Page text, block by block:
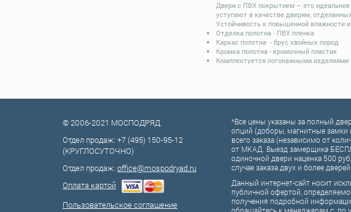
Двери с ПВХ покрытием – это
уступают в качестве дверям,
Устойчивость к повышенной влажности
Отделка полотна - ПВХ пленка
Каркас полотна - брус хвойных пород
Кромка полотна - кромочный пластик
Комплектуется погонажными
© 2006-2021 МОСПОДРЯД.
Отдел продаж: +7 (495) 150-95-12
(КРУГЛОСУТОЧНО)
Отдел продаж: office@mospodryad.ru
Оплата картой
Пользовательское соглашение
*Все цены указаны за полный
опций (доборы, магнитные замки
всего заказа (независимо от
от МКАД. Выезд замерщика
одиночной двери наценка 500
случае заказа двух и более дверей.
Данный интернет-сайт носит
публичной офертой,
получения подробной